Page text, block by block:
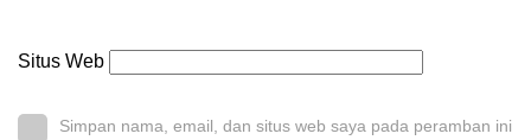
Situs Web
Simpan nama, email, dan situs web saya pada peramban ini